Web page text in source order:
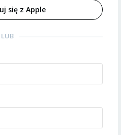
się z Apple
LUB